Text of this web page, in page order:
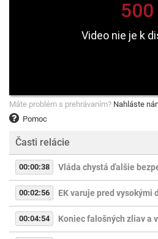
Pomoc
Máte problém s prehrávaním? Nahláste
Časti relácie
00:00:38 Vláda chystá ďalšie
00:02:56 EK varuje pred vysokými
00:04:54 Koniec falošných zliav a